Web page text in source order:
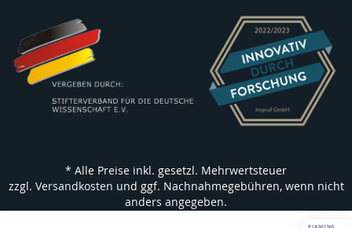
* Alle Preise inkl. gesetzl. Mehrwertsteuer
zzgl. Versandkosten und ggf. Nachnahmegebühren, wenn nicht
anders angegeben.